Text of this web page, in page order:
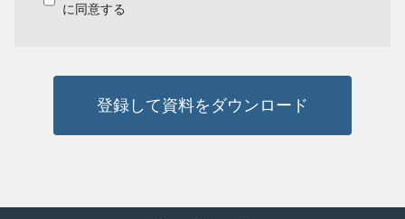
に同意する
登録して資料をダウンロード